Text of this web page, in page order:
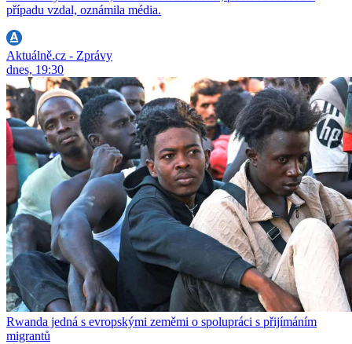
případu vzdal, oznámila média.
Aktuálně.cz - Zprávy
dnes, 19:30
Rwanda jedná s evropskými zeměmi o spolupráci s přijímáním
migrantů